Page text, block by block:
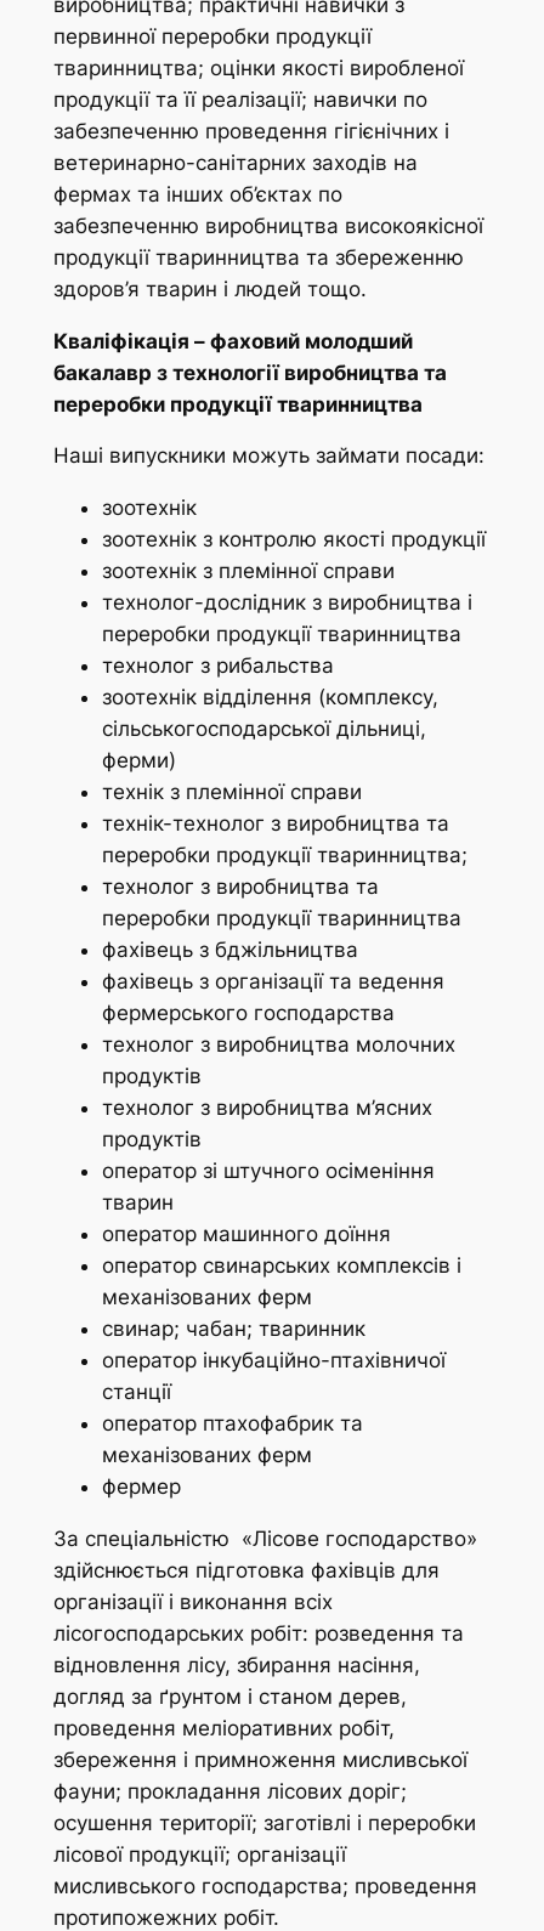
первинної переробки продукції
тваринництва; оцінки якості виробленої
продукції та її реалізації; навички по
забезпеченню проведення гігієнічних і
ветеринарно-санітарних заходів на
фермах та інших об’єктах по
забезпеченню виробництва високоякісної
продукції тваринництва та збереженню
здоров’я тварин і людей тощо.
Кваліфікація – фаховий молодший
бакалавр з технології виробництва та
переробки продукції тваринництва
Наші випускники можуть займати посади:
зоотехнiк
зоотехнiк з контролю якостi продукцiї
зоотехнiк з племiнної справи
технолог-дослiдник з виробництва i
переробки продукцiї тваринництва
технолог з рибальства
зоотехнiк вiддiлення (комплексу,
сiльськогосподарської дiльницi,
ферми)
технік з племінної справи
технiк-технолог з виробництва та
переробки продукцiї тваринництва;
технолог з виробництва та
переробки продукцiї тваринництва
фахiвець з бджiльництва
фахiвець з органiзацiї та ведення
фермерського господарства
технолог з виробництва молочних
продуктiв
технолог з виробництва м’ясних
продуктiв
оператор зi штучного осiменiння
тварин
оператор машинного доїння
оператор свинарських комплексiв i
механiзованих ферм
свинар; чабан; тваринник
оператор iнкубацiйно-птахiвничої
станцiї
оператор птахофабрик та
механiзованих ферм
фермер
За спеціальністю «Лісове господарство»
здійснюється підготовка фахівців для
організації і виконання всіх
лісогосподарських робіт: розведення та
відновлення лісу, збирання насіння,
догляд за ґрунтом і станом дерев,
проведення меліоративних робіт,
збереження і примноження мисливської
фауни; прокладання лісових доріг;
осушення території; заготівлі і переробки
лісової продукції; організації
мисливського господарства; проведення
протипожежних робіт.